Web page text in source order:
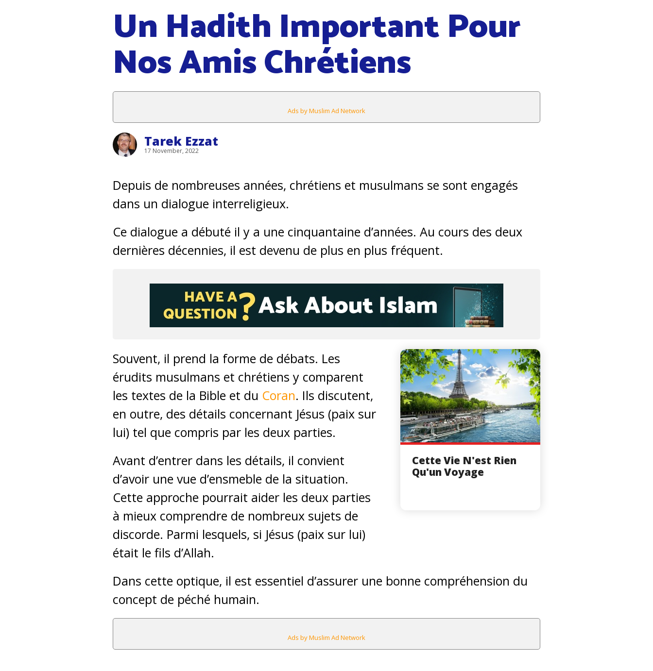
Un Hadith Important Pour
Nos Amis Chrétiens
Ads by Muslim Ad Network
Tarek Ezzat
17 November, 2022
Depuis de nombreuses années, chrétiens et musulmans se sont engagés
dans un dialogue interreligieux.
Ce dialogue a débuté il y a une cinquantaine d’années. Au cours des deux
dernières décennies, il est devenu de plus en plus fréquent.
Cette Vie N'est Rien
Qu'un Voyage
Souvent, il prend la forme de débats. Les
érudits musulmans et chrétiens y comparent
les textes de la Bible et du Coran. Ils discutent,
en outre, des détails concernant Jésus (paix sur
lui) tel que compris par les deux parties.
Avant d’entrer dans les détails, il convient
d’avoir une vue d’ensmeble de la situation.
Cette approche pourrait aider les deux parties
à mieux comprendre de nombreux sujets de
discorde. Parmi lesquels, si Jésus (paix sur lui)
était le fils d’Allah.
Dans cette optique, il est essentiel d’assurer une bonne compréhension du
concept de péché humain.
Ads by Muslim Ad Network